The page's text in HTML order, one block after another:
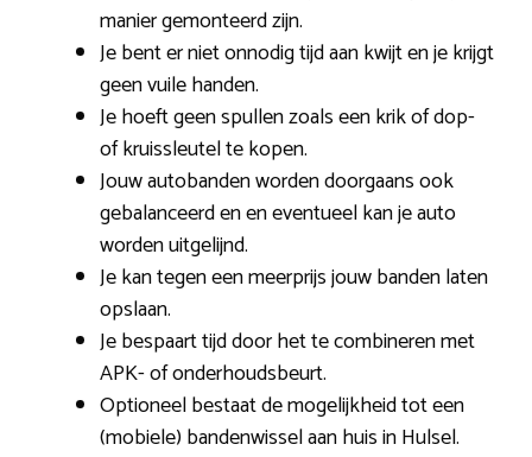
manier gemonteerd zijn.
Je bent er niet onnodig tijd aan kwijt en je krijgt
geen vuile handen.
Je hoeft geen spullen zoals een krik of dop-
of kruissleutel te kopen.
Jouw autobanden worden doorgaans ook
gebalanceerd en en eventueel kan je auto
worden uitgelijnd.
Je kan tegen een meerprijs jouw banden laten
opslaan.
Je bespaart tijd door het te combineren met
APK- of onderhoudsbeurt.
Optioneel bestaat de mogelijkheid tot een
(mobiele) bandenwissel aan huis in Hulsel.